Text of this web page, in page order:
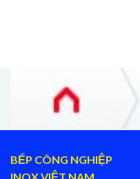
BẾP CÔNG NGHIỆP
INOX VIỆT NAM